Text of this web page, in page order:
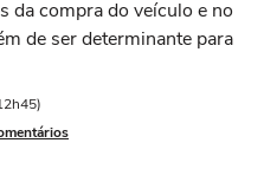
da compra do veículo e no
de ser determinante para